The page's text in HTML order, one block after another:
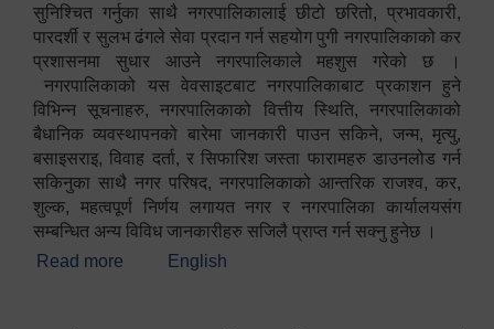
सुनिश्चित गर्नुका साथै नगरपालिकालाई छीटो छरितो, प्रभावकारी,
पारदर्शी र सुलभ ढंगले सेवा प्रदान गर्न सहयोग पुगी नगरपालिकाको कर
प्रशासनमा सुधार आउने नगरपालिकाले महशुस गरेको छ ।
नगरपालिकाको यस वेवसाइटबाट नगरपालिकाबाट प्रकाशन हुने
विभिन्न सूचनाहरु, नगरपालिकाको वित्तीय स्थिति, नगरपालिकाको
बैधानिक व्यवस्थापनको बारेमा जानकारी पाउन सकिने, जन्म, मृत्यु,
बसाइसराइ, विवाह दर्ता, र सिफारिश जस्ता फारामहरु डाउनलोड गर्न
सकिनुका साथै नगर परिषद, नगरपालिकाको आन्तरिक राजश्व, कर,
शुल्क, महत्वपूर्ण निर्णय लगायत नगर र नगरपालिका कार्यालयसंग
सम्बन्धित अन्य विविध जानकारीहरु सजिलै प्राप्त गर्न सक्नु हुनेछ ।
Read more about स्वागतम!!!
English